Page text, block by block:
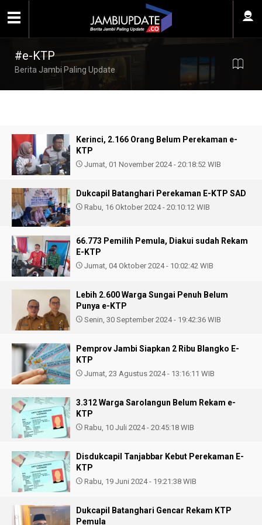
#e-KTP
Berita Jambi Paling Update
Kerinci, 2.166 Orang Belum Perekaman e-
KTP
Jumat, 01 November 2024 - 20:18:52 WIB
Dukcapil Batanghari Perekaman E-KTP SAD
Rabu, 16 Oktober 2024 - 20:10:12 WIB
66.773 Pemilih Pemula, Diakui sudah Rekam
E-KTP
Jumat, 04 Oktober 2024 - 10:02:42 WIB
Lebih 2.600 Warga Sungai Penuh Belum
Punya e-KTP
Senin, 30 September 2024 - 19:42:36 WIB
Pemprov Jambi Siapkan 2 Ribu Blangko E-
KTP
Jumat, 23 Agustus 2024 - 13:16:11 WIB
3.312 Warga Sarolangun Belum Rekam e-
KTP
Rabu, 10 Juli 2024 - 20:45:18 WIB
Disdukcapil Tanjabbar Kebut Perekaman E-
KTP
Rabu, 19 Juni 2024 - 19:21:38 WIB
Dukcapil Batanghari Gencar Rekam KTP
Pemula